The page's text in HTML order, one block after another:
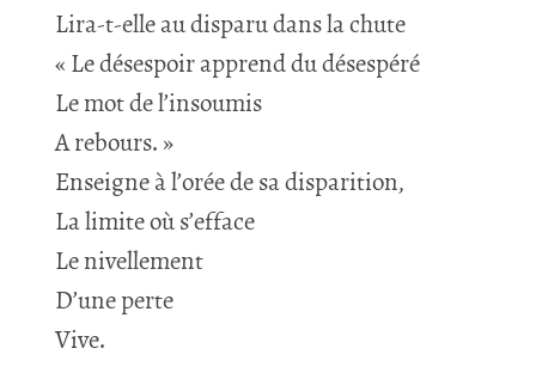
Lira-t-elle au disparu dans la chute
« Le désespoir apprend du désespéré
Le mot de l’insoumis
A rebours. »
Enseigne à l’orée de sa disparition,
La limite où s’efface
Le nivellement
D’une perte
Vive.